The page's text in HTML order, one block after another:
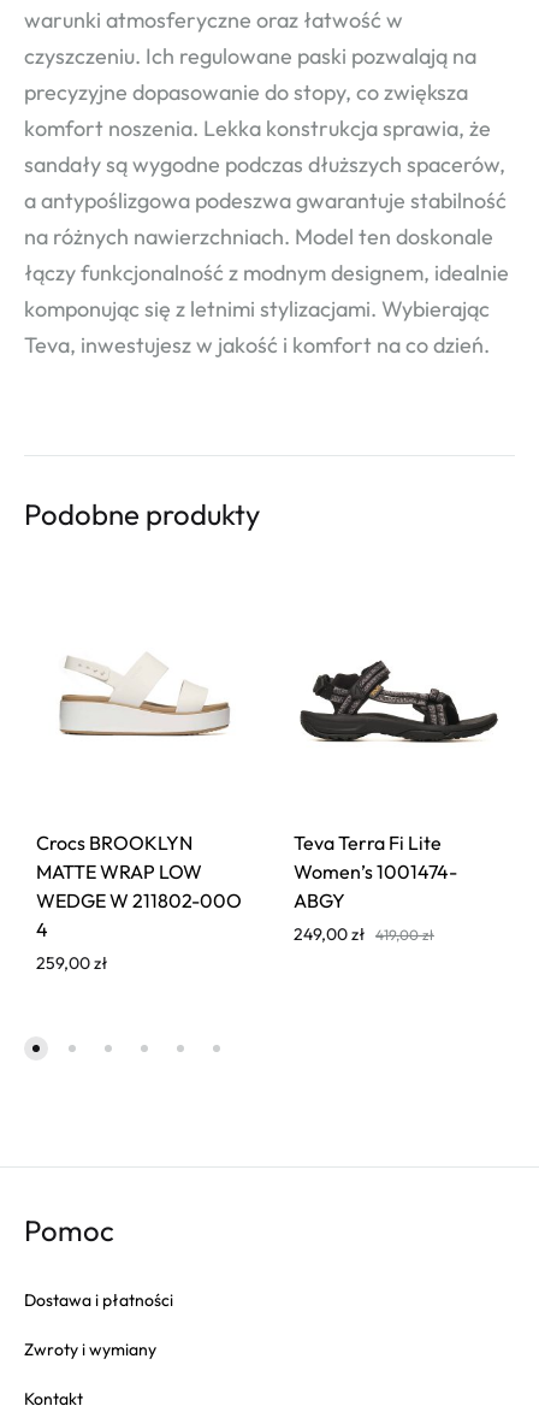
warunki atmosferyczne oraz łatwość w
czyszczeniu. Ich regulowane paski pozwalają na
precyzyjne dopasowanie do stopy, co zwiększa
komfort noszenia. Lekka konstrukcja sprawia, że
sandały są wygodne podczas dłuższych spacerów,
a antypoślizgowa podeszwa gwarantuje stabilność
na różnych nawierzchniach. Model ten doskonale
łączy funkcjonalność z modnym designem, idealnie
komponując się z letnimi stylizacjami. Wybierając
Teva, inwestujesz w jakość i komfort na co dzień.
Podobne produkty
Crocs BROOKLYN
MATTE WRAP LOW
WEDGE W 211802-00O
4
259,00zł
Teva Terra Fi Lite
Women’s 1001474-
ABGY
249,00zł 419,00zł
Pomoc
Dostawa i płatności
Zwroty i wymiany
Kontakt